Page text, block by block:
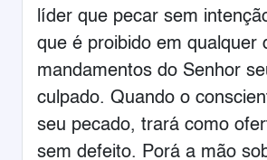
líder que pecar sem
que é proibido em qualquer
mandamentos do Senhor
culpado. Quando o
seu pecado, trará como
sem defeito. Porá a mão